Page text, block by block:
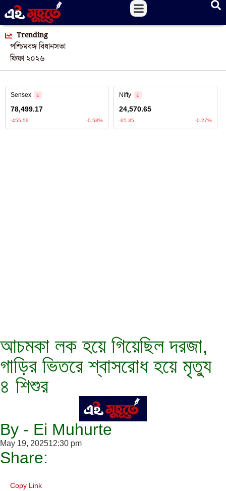
Trending
পশ্চিমবঙ্গ বিধানসভা
ফিফা ২০২৬
আচমকা লক হয়ে গিয়েছিল দরজা,
গাড়ির ভিতরে শ্বাসরোধ হয়ে মৃত্যু
৪ শিশুর
By - Ei Muhurte
May 19, 202512:30 pm
Share:
Copy Link